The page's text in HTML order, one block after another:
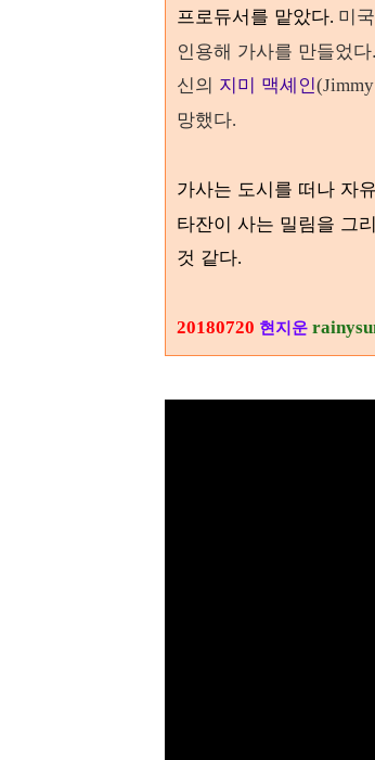
프로듀서를 맡았다. 미
인용해 가사를 만들었다.
신의 지미 맥셰인
망했다.
가사는 도시를 떠나 자
타잔이 사는 밀림을 그
것 같다.
20180720 현지운